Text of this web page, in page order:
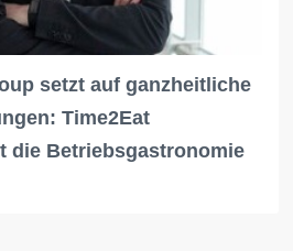
setzt auf ganzheitliche
Time2Eat
die Betriebsgastronomie